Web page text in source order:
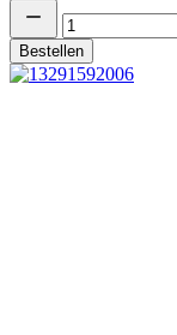
Bestellen